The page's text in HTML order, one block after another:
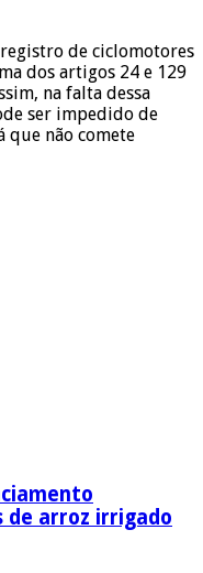
de ciclomotores
dos artigos 24 e 129
na falta dessa
ser impedido de
que não comete
de arroz irrigado